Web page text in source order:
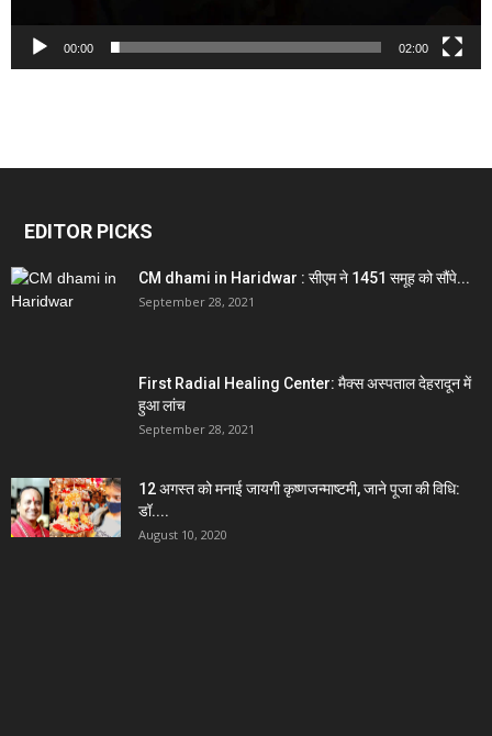
00:00 02:00
EDITOR PICKS
CM dhami in Haridwar : सीएम ने 1451 समूह को सौंपे...
September 28, 2021
First Radial Healing Center: मैक्स अस्पताल देहरादून में
हुआ लांच
September 28, 2021
12 अगस्त को मनाई जायगी कृष्णजन्माष्टमी, जाने पूजा की विधि:
डॉ....
August 10, 2020